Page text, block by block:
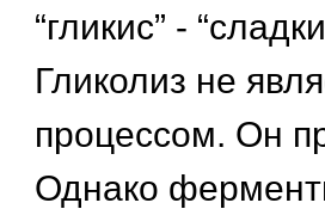
“гликис” -
Гликолиз не
процессом. Он
Однако